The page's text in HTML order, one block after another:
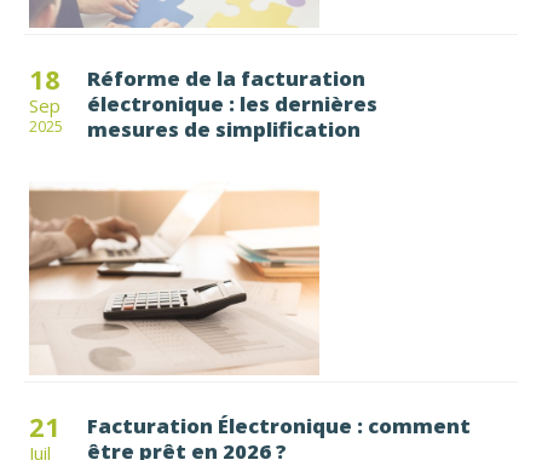
18
Sep
2025
Réforme de la facturation
électronique : les dernières
mesures de simplification
21
Juil
Facturation Électronique : comment
être prêt en 2026 ?